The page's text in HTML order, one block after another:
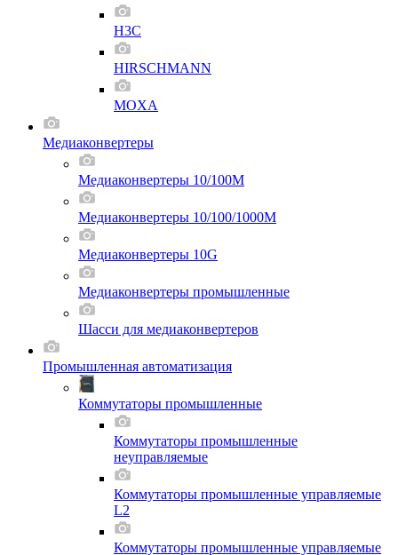
H3C
HIRSCHMANN
MOXA
Медиаконвертеры
Медиаконвертеры 10/100M
Медиаконвертеры 10/100/1000M
Медиаконвертеры 10G
Медиаконвертеры промышленные
Шасси для мeдиаконвертеров
Промышленная автоматизация
Коммутаторы промышленные
Коммутаторы промышленные
неуправляемые
Коммутаторы промышленные управляемые
L2
Коммутаторы промышленные управляемые